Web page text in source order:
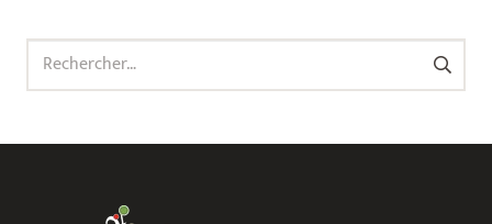
Rechercher :